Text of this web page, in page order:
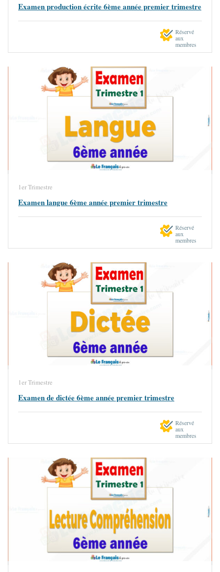
Examen production écrite 6ème année premier trimestre
Réservé
aux
membres
1er Trimestre
Examen langue 6ème année premier trimestre
Réservé
aux
membres
1er Trimestre
Examen de dictée 6ème année premier trimestre
Réservé
aux
membres